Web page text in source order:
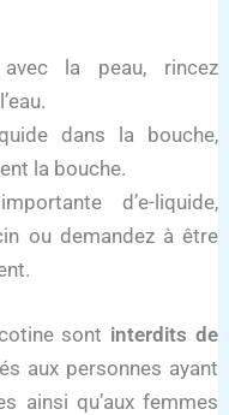
la peau, rincez
dans la bouche,
la bouche.
d’e-liquide,
ou demandez à être
sont interdits de
aux personnes ayant
ainsi qu’aux femmes